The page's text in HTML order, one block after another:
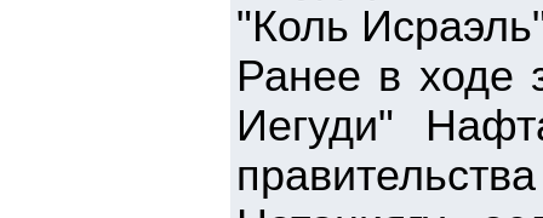
"Коль
Ранее в ходе
Иегуди"